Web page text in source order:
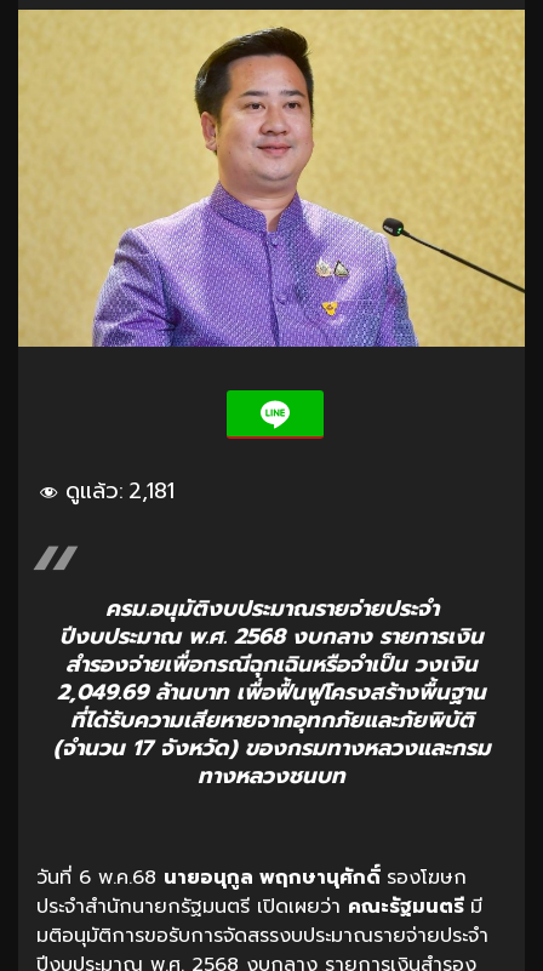
ดูแล้ว: 2,181
ครม.อนุมัติงบประมาณรายจ่ายประจำ
ปีงบประมาณ พ.ศ. 2568 งบกลาง รายการเงิน
สำรองจ่ายเพื่อกรณีฉุกเฉินหรือจำเป็น วงเงิน
2,049.69 ล้านบาท เพื่อฟื้นฟูโครงสร้างพื้นฐาน
ที่ได้รับความเสียหายจากอุทกภัยและภัยพิบัติ
(จำนวน 17 จังหวัด) ของกรมทางหลวงและกรม
ทางหลวงชนบท
วันที่ 6 พ.ค.68 นายอนุกูล พฤกษานุศักดิ์ รองโฆษก
ประจำสำนักนายกรัฐมนตรี เปิดเผยว่า คณะรัฐมนตรี มี
มติอนุมัติการขอรับการจัดสรรงบประมาณรายจ่ายประจำ